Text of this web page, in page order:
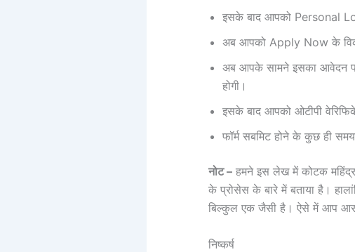
इसके बाद आपको Personal
अब आपको Apply Now के
अब आपके सामने इसका आवेदन
होगी।
इसके बाद आपको ओटीपी
फॉर्म सबमिट होने के कुछ ही
नोट – हमने इस लेख में कोटक
के प्रोसेस के बारे में बताया है।
बिल्कुल एक जैसी है। ऐसे में आप
निष्कर्ष